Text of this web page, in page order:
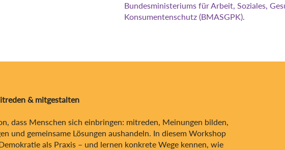
Bundesministeriums für Arbeit, Soziales,
Konsumentenschutz (BMASGPK).
& mitgestalten
dass Menschen sich einbringen: mitreden, Meinungen bilden,
und gemeinsame Lösungen aushandeln. In diesem Workshop
als Praxis – und lernen konkrete Wege kennen, wie